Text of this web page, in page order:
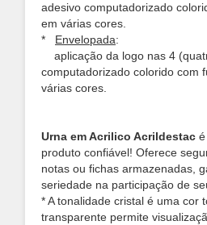
adesivo computadorizado
em várias cores.
* Envelopada:
aplicação da logo nas 4
computadorizado colorido com
várias cores.
Urna em Acrilico Acrildestac
produto confiável! Oferece
notas ou fichas armazenadas,
seriedade na participação de
* A tonalidade cristal é uma cor
transparente permite